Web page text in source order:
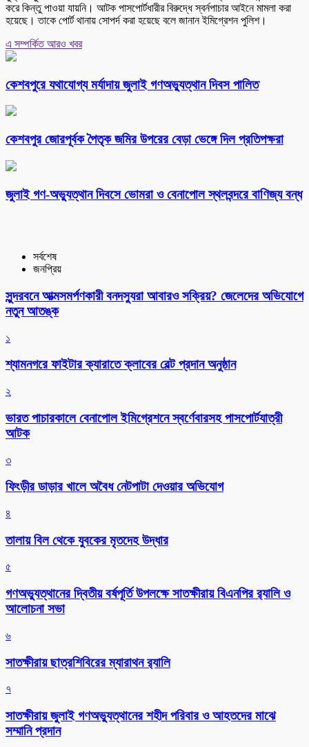
করে কিন্তু পাওয়া যায়নি। আটক পাসপোর্টধারীর বিরুদ্ধে স্বর্নপাচার আইনে মামলা করা
হয়েছে। তাকে পোর্ট থানায় সোপর্দ করা হয়েছে বলে জানান ইমিগ্রেশন পুলিশ।
এ সম্পর্কিত আরও খবর
কেশবপুরে যথাযোগ্য মর্যাদায় জুলাই গণঅভ্যুত্থান দিবস পালিত
কেশবপুর জোরপূর্বক পৈতৃক জমির উপরের বেড়া ভেঙ্গে দিল প্রতিপক্ষরা
‎জুলাই গণ-অভ্যুত্থান দিবসে ভোমরা ও বেনাপোল স্থলবন্দরে বাণিজ্য বন্ধ
সর্বশেষ
জনপ্রিয়
সুন্দরবনে আত্মসমর্পণকারী বনদস্যুরা আবারও সক্রিয়? জেলেদের অভিযোগে
নতুন আতঙ্ক
১
শ্যামনগরে ফাইটার ক্যারাতে ক্লাবের বেল্ট প্রদান অনুষ্ঠান
২
ভারত পাচারকালে বেনাপোল ইমিগ্রেশনে স্বর্ণেবারসহ পাসপোর্টযাত্রী
আটক
৩
ফিংড়ীর ডাড়ার খালে অবৈধ নেটপাটা দেওয়ার অভিযোগ
৪
তালায় বিল থেকে যুবকের মৃতদেহ উদ্ধার
৫
গণঅভ্যুত্থানের দ্বিতীয় বর্ষপূর্তি উপলক্ষে সাতক্ষীরায় বিএনপির র‌্যালি ও
আলোচনা সভা
৬
সাতক্ষীরায় ছাত্রশিবিরের ম্যারাথন র‌্যালি
৭
সাতক্ষীরায় জুলাই গণঅভ্যুত্থানের শহীদ পরিবার ও আহতদের মাঝে
সম্মানি প্রদান